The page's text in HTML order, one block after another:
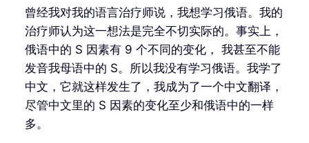
曾经我对我的语言治疗师说，我想学习俄语。我的
治疗师认为这一想法是完全不切实际的。事实上，
俄语中的 S 因素有 9 个不同的变化， 我甚至不能
发音我母语中的 S。所以我没有学习俄语。我学了
中文，它就这样发生了，我成为了一个中文翻译，
尽管中文里的 S 因素的变化至少和俄语中的一样
多。